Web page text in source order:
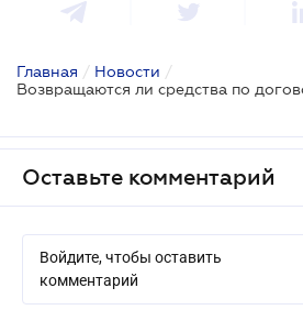
Главная / Новости /
Оставьте комментарий
Войдите, чтобы оставить
комментарий